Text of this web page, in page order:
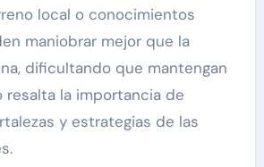
local o conocimientos
maniobrar mejor que la
dificultando que mantengan
resalta la importancia de
y estrategias de las